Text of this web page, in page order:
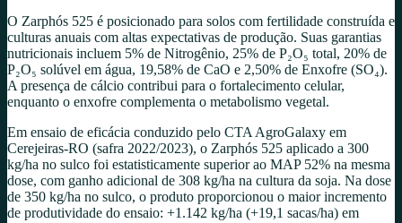
O Zarphós 525 é posicionado para solos com fertilidade construída e
culturas anuais com altas expectativas de produção. Suas garantias
nutricionais incluem 5% de Nitrogênio, 25% de P₂O₅ total, 20% de
P₂O₅ solúvel em água, 19,58% de CaO e 2,50% de Enxofre (SO₄).
A presença de cálcio contribui para o fortalecimento celular,
enquanto o enxofre complementa o metabolismo vegetal.
Em ensaio de eficácia conduzido pelo CTA AgroGalaxy em
Cerejeiras-RO (safra 2022/2023), o Zarphós 525 aplicado a 300
kg/ha no sulco foi estatisticamente superior ao MAP 52% na mesma
dose, com ganho adicional de 308 kg/ha na cultura da soja. Na dose
de 350 kg/ha no sulco, o produto proporcionou o maior incremento
de produtividade do ensaio: +1.142 kg/ha (+19,1 sacas/ha) em